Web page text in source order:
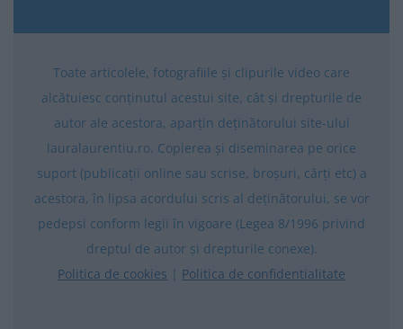
Toate articolele, fotografiile și clipurile video care
alcătuiesc conținutul acestui site, cât și drepturile de
autor ale acestora, aparțin deținătorului site-ului
lauralaurentiu.ro. Copierea și diseminarea pe orice
suport (publicații online sau scrise, broșuri, cărți etc) a
acestora, în lipsa acordului scris al deținătorului, se vor
pedepsi conform legii în vigoare (Legea 8/1996 privind
dreptul de autor și drepturile conexe).
Politica de cookies | Politica de confidentialitate